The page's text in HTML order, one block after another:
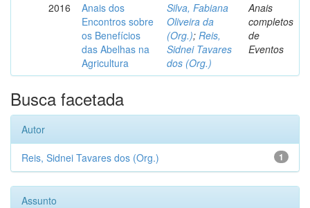
2016
Anais dos
Encontros sobre
os Benefícios
das Abelhas na
Agricultura
Silva, Fabiana
Oliveira da
(Org.); Reis,
Sidnei Tavares
dos (Org.)
Anais
completos
de
Eventos
Busca facetada
Autor
1
Reis, Sidnei Tavares dos (Org.)
Assunto